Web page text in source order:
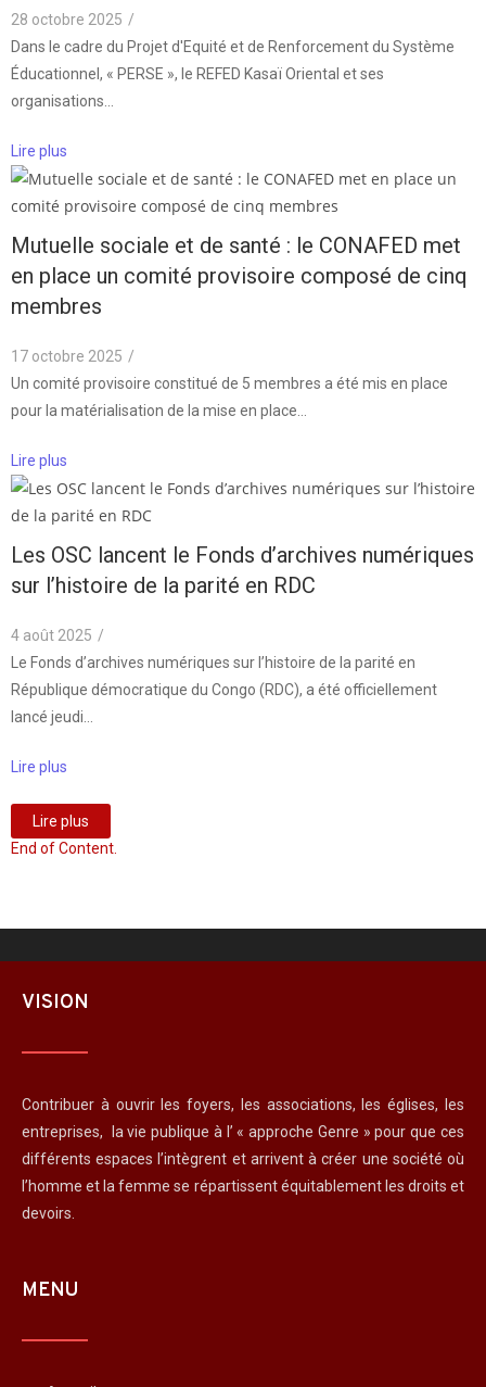
28 octobre 2025 /
Dans le cadre du Projet d'Equité et de Renforcement du Système
Éducationnel, « PERSE », le REFED Kasaï Oriental et ses
organisations…
Lire plus
Mutuelle sociale et de santé : le CONAFED met
en place un comité provisoire composé de cinq
membres
17 octobre 2025 /
Un comité provisoire constitué de 5 membres a été mis en place
pour la matérialisation de la mise en place…
Lire plus
Les OSC lancent le Fonds d’archives numériques
sur l’histoire de la parité en RDC
4 août 2025 /
Le Fonds d’archives numériques sur l’histoire de la parité en
République démocratique du Congo (RDC), a été officiellement
lancé jeudi…
Lire plus
Lire plus
End of Content.
VISION
Contribuer à ouvrir les foyers, les associations, les églises, les
entreprises, la vie publique à l’ « approche Genre » pour que ces
différents espaces l’intègrent et arrivent à créer une société où
l’homme et la femme se répartissent équitablement les droits et
devoirs.
MENU